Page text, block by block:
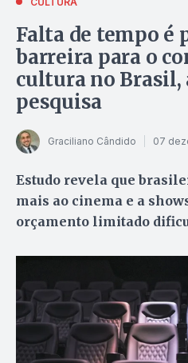
Falta de tempo é
barreira para o
cultura no Brasil,
pesquisa
Graciliano Cândido 07
Estudo revela que
mais ao cinema e a
orçamento limitado